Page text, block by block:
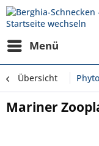
Menü
Übersicht
Mariner